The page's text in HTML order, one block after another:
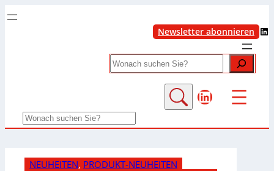
Newsletter abonnieren LinkedIn
Search
LinkedIn
Search
NEUHEITEN, PRODUKT-NEUHEITEN